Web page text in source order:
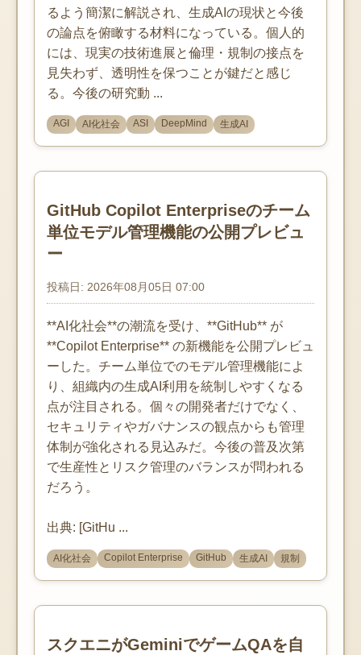
るよう簡潔に解説され、生成AIの現状と今後
の論点を俯瞰する材料になっている。個人的
には、現実の技術進展と倫理・規制の接点を
見失わず、透明性を保つことが鍵だと感じ
る。今後の研究動 ...
AGI AI化社会 ASI DeepMind 生成AI
GitHub Copilot Enterpriseのチーム
単位モデル管理機能の公開プレビュ
ー
投稿日: 2026年08月05日 07:00
**AI化社会**の潮流を受け、**GitHub** が
**Copilot Enterprise** の新機能を公開プレビュ
ーした。チーム単位でのモデル管理機能によ
り、組織内の生成AI利用を統制しやすくなる
点が注目される。個々の開発者だけでなく、
セキュリティやガバナンスの観点からも管理
体制が強化される見込みだ。今後の普及次第
で生産性とリスク管理のバランスが問われる
だろう。
出典: [GitHu ...
AI化社会 Copilot Enterprise GitHub 生成AI 規制
スクエニがGeminiでゲームQAを自